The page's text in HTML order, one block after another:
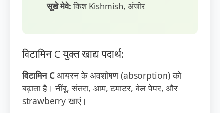
सूखे मेवे:किश Kishmish, अंजीर
विटामिन C युक्त खाद्य पदार्थ:
विटामिन C आयरन के अवशोषण (absorption) को
बढ़ाता है। नींबू, संतरा, आम, टमाटर, बेल पेपर, और
strawberry खाएं।